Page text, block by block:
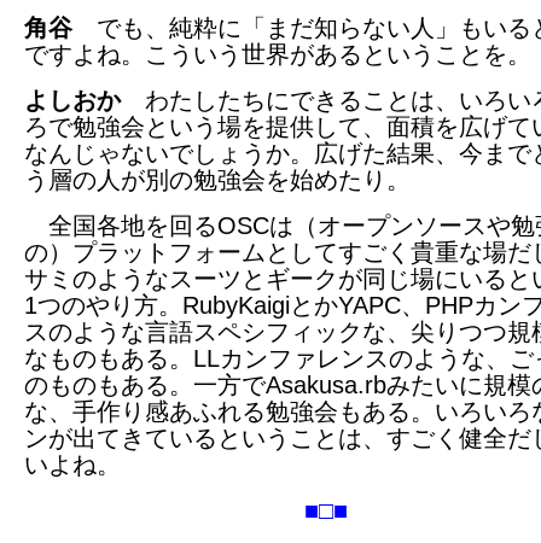
角谷でも、純粋に「まだ知らない人」もいる
ですよね。こういう世界があるということを。
よしおかわたしたちにできることは、いろい
ろで勉強会という場を提供して、面積を広げて
なんじゃないでしょうか。広げた結果、今まで
う層の人が別の勉強会を始めたり。
全国各地を回るOSCは（オープンソースや勉
の）プラットフォームとしてすごく貴重な場だ
サミのようなスーツとギークが同じ場にいると
1つのやり方。RubyKaigiとかYAPC、PHPカン
スのような言語スペシフィックな、尖りつつ規
なものもある。LLカンファレンスのような、ご
のものもある。一方でAsakusa.rbみたいに規模
な、手作り感あふれる勉強会もある。いろいろ
ンが出てきているということは、すごく健全だ
いよね。
■□■